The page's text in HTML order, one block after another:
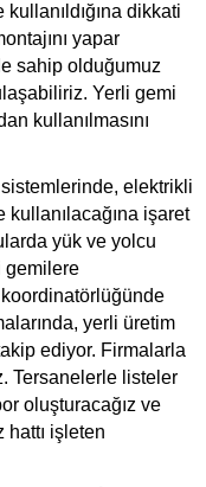
dikkati
yapar
sahip olduğumuz
Yerli gemi
kullanılmasını
elektrikli
işaret
yük ve yolcu
gemilere
koordinatörlüğünde
yerli üretim
ediyor. Firmalarla
Tersanelerle listeler
oluşturacağız ve
işleten